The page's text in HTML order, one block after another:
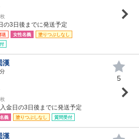
枚
3日後までに発送予定
送 女性名義
塗りつぶしなし
漢
枚
金日の3日後までに発送予定
義 塗りつぶしなし 質問受付
5
漢